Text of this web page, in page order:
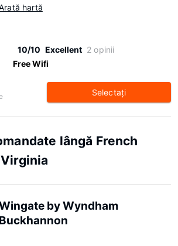
hartă
10/10 Excellent 2 opinii
Free Wifi
Selectaţi
lângă French
by Wyndham
Buckhannon